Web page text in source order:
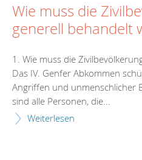
Wie muss die
generell behandelt
1. Wie muss die
Das IV. Genfer Abkommen
Angriffen und unmenschlicher
sind alle Personen, die...
Weiterlesen